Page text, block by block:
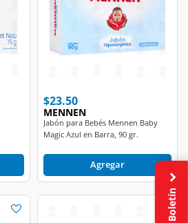
$23.50
MENNEN
Jabón para Bebés Mennen Baby
Magic Azul en Barra, 90 gr.
Agregar
Boletín